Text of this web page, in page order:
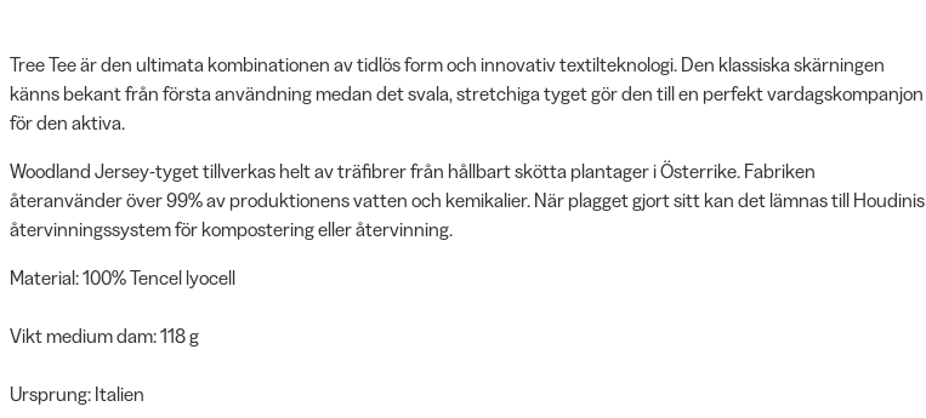
Tree Tee är den ultimata kombinationen av tidlös form och innovativ textilteknologi. Den klassiska skärningen
känns bekant från första användning medan det svala, stretchiga tyget gör den till en perfekt vardagskompanjon
för den aktiva.
Woodland Jersey-tyget tillverkas helt av träfibrer från hållbart skötta plantager i Österrike. Fabriken
återanvänder över 99% av produktionens vatten och kemikalier. När plagget gjort sitt kan det lämnas till Houdinis
återvinningssystem för kompostering eller återvinning.
Material: 100% Tencel lyocell
Vikt medium dam: 118 g
Ursprung: Italien